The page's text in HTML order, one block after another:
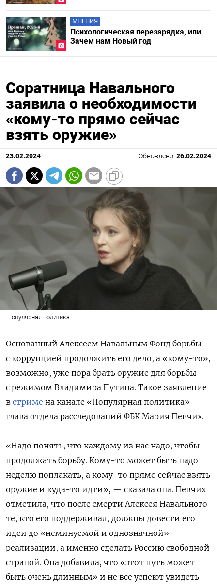
МНЕНИЯ
Психологическая перезарядка, или
Зачем нам Новый год
Соратница Навального
заявила о необходимости
«кому-то прямо сейчас
взять оружие»
23.02.2024 Обновлено: 26.02.2024
Популярная политика
Основанный Алексеем Навальным Фонд борьбы
с коррупцией продолжить его дело, а «кому-то»,
возможно, уже пора брать оружие для борьбы
с режимом Владимира Путина. Такое заявление
в стриме на канале «Популярная политика»
глава отдела расследований ФБК Мария Певчих.
«Надо понять, что каждому из нас надо, чтобы
продолжать борьбу. Кому-то может быть надо
неделю поплакать, а кому-то прямо сейчас взять
оружие и куда-то идти», — сказала она. Певчих
отметила, что после смерти Алексея Навального
те, кто его поддерживал, должны довести его
идеи до «неминуемой и однозначной»
реализации, а именно сделать Россию свободной
страной. Она добавила, что «этот путь может
быть очень длинным» и не все успеют увидеть